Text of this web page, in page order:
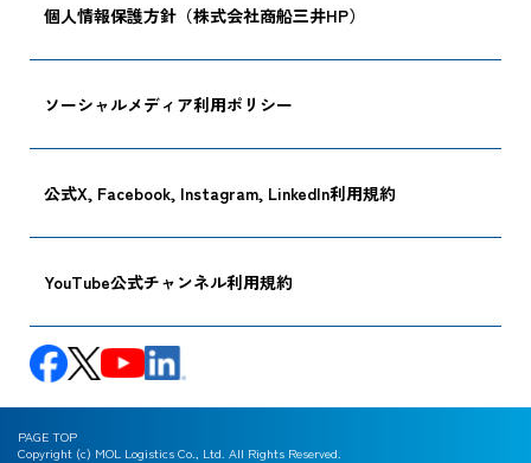
個人情報保護方針（株式会社商船三井HP）
ソーシャルメディア利用ポリシー
公式X, Facebook, Instagram, LinkedIn利用規約
YouTube公式チャンネル利用規約
Copyright (c) MOL Logistics Co., Ltd. All Rights Reserved.
PAGE TOP